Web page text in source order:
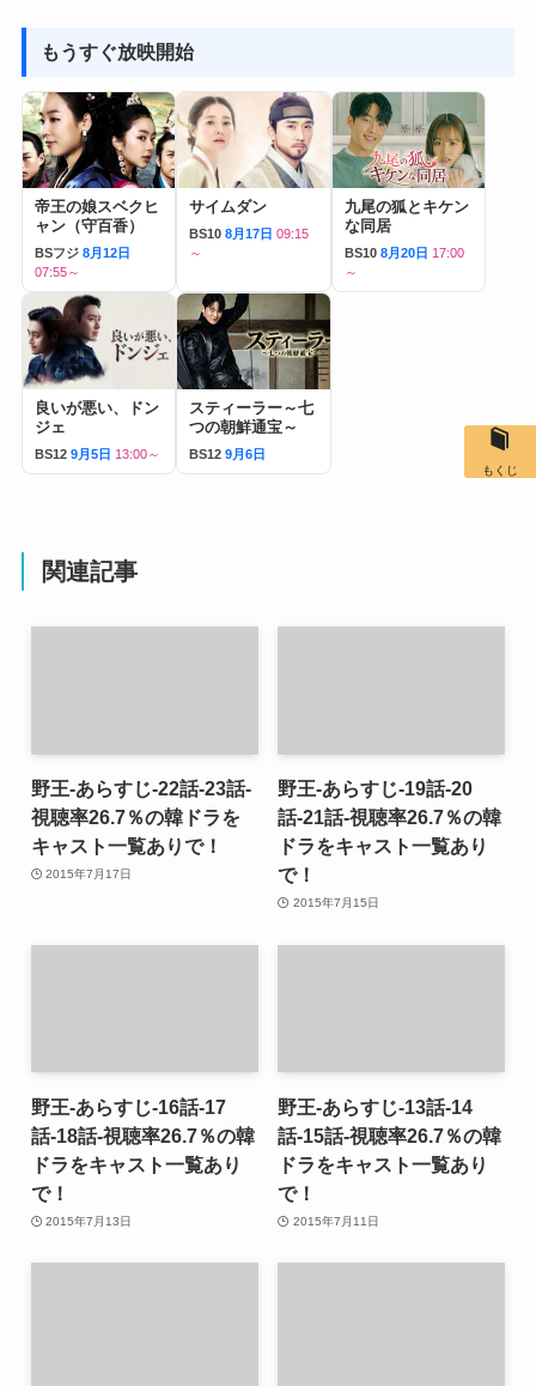
もうすぐ放映開始
帝王の娘スベクヒ
ャン（守百香）
BSフジ 8月12日
07:55～
サイムダン
BS10 8月17日 09:15
～
九尾の狐とキケン
な同居
BS10 8月20日 17:00
～
良いが悪い、ドン
ジェ
BS12 9月5日 13:00～
スティーラー～七
つの朝鮮通宝～
BS12 9月6日
関連記事
野王-あらすじ-22話-23話-
視聴率26.7％の韓ドラを
キャスト一覧ありで！
2015年7月17日
野王-あらすじ-19話-20
話-21話-視聴率26.7％の韓
ドラをキャスト一覧あり
で！
2015年7月15日
野王-あらすじ-16話-17
話-18話-視聴率26.7％の韓
ドラをキャスト一覧あり
で！
2015年7月13日
野王-あらすじ-13話-14
話-15話-視聴率26.7％の韓
ドラをキャスト一覧あり
で！
2015年7月11日
もくじ